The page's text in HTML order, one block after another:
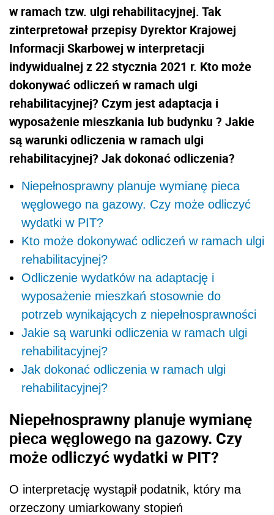
w ramach tzw. ulgi rehabilitacyjnej. Tak
zinterpretował przepisy Dyrektor Krajowej
Informacji Skarbowej w interpretacji
indywidualnej z 22 stycznia 2021 r. Kto może
dokonywać odliczeń w ramach ulgi
rehabilitacyjnej? Czym jest adaptacja i
wyposażenie mieszkania lub budynku ? Jakie
są warunki odliczenia w ramach ulgi
rehabilitacyjnej? Jak dokonać odliczenia?
Niepełnosprawny planuje wymianę pieca
węglowego na gazowy. Czy może odliczyć
wydatki w PIT?
Kto może dokonywać odliczeń w ramach ulgi
rehabilitacyjnej?
Odliczenie wydatków na adaptację i
wyposażenie mieszkań stosownie do
potrzeb wynikających z niepełnosprawności
Jakie są warunki odliczenia w ramach ulgi
rehabilitacyjnej?
Jak dokonać odliczenia w ramach ulgi
rehabilitacyjnej?
Niepełnosprawny planuje wymianę
pieca węglowego na gazowy. Czy
może odliczyć wydatki w PIT?
O interpretację wystąpił podatnik, który ma
orzeczony umiarkowany stopień